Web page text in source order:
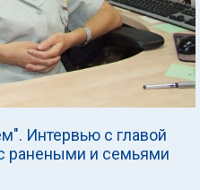
Интервью с главой
ранеными и семьями